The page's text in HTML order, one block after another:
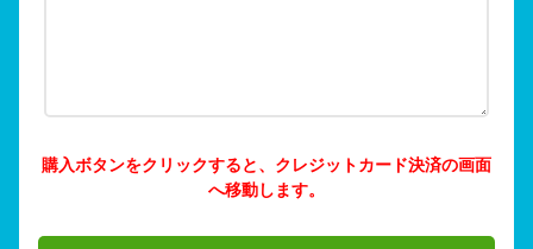
購入ボタンをクリックすると、クレジットカード決済の画面
へ移動します。